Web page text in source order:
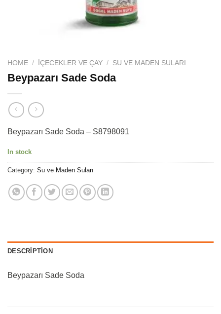
HOME / İÇECEKLER VE ÇAY / SU VE MADEN SULARI
Beypazarı Sade Soda
Beypazarı Sade Soda – S8798091
In stock
Category: Su ve Maden Suları
DESCRIPTION
Beypazarı Sade Soda